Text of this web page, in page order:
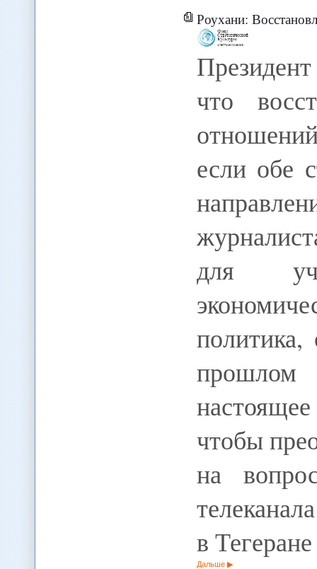
Роухани:
что
если обе
для
чтобы
на
в
Дальше